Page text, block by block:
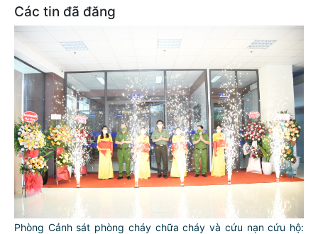
Các tin đã đăng
Phòng Cảnh sát phòng cháy chữa cháy và cứu nạn cứu hộ: